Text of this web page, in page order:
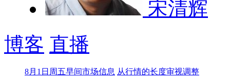
宋清辉
博客 直播
8月1日周五早间市场信息 从行情的长度审视调整